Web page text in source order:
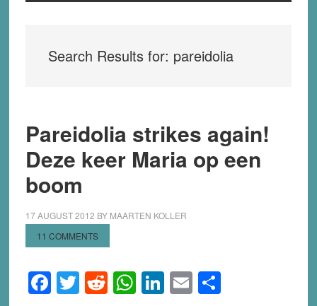
Search Results for: pareidolia
Pareidolia strikes again!
Deze keer Maria op een
boom
17 AUGUST 2012 BY MAARTEN KOLLER
11 COMMENTS
Facebook
Twitter
Reddit
WhatsApp
LinkedIn
EmailShare